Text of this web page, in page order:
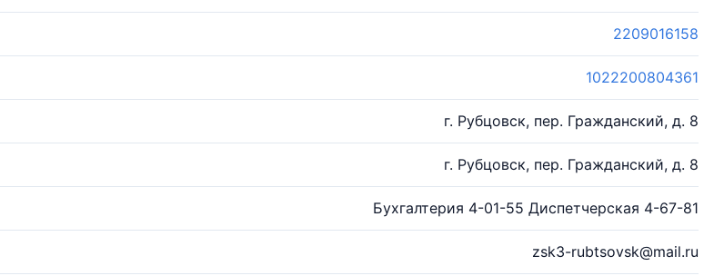
2209016158
1022200804361
г. Рубцовск, пер. Гражданский, д. 8
г. Рубцовск, пер. Гражданский, д. 8
Бухгалтерия 4-01-55 Диспетчерская 4-67-81
zsk3-rubtsovsk@mail.ru